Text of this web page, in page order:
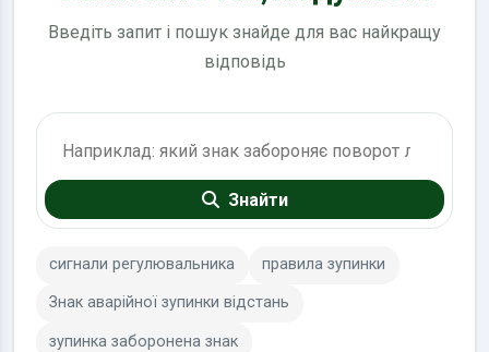
Введіть запит і пошук знайде для вас найкращу
відповідь
Знайти
сигнали регулювальника правила зупинки
Знак аварійної зупинки відстань
зупинка заборонена знак